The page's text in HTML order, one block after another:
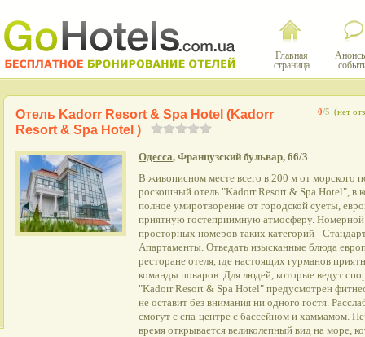
Главная
страница
0/5 (нет
Отель Kadorr Resort & Spa Hotel (Kadorr
Resort & Spa Hotel )
Одесса, Французский бульвар, 66/3
В живописном месте всего в 200 м от морского
роскошный отель "Kadorr Resort & Spa Hotel", в
полное умиротворение от городской суеты,
приятную гостеприимную атмосферу. Номерной
просторных номеров таких категорий -
Апартаменты. Отведать изысканные блюда
ресторане отеля, где настоящих гурманов
команды поваров. Для людей, которые ведут
"Kadorr Resort & Spa Hotel" предусмотрен
не оставит без внимания ни одного гостя.
смогут с спа-центре с бассейном и хаммамом.
время открывается великолепный вид на море,